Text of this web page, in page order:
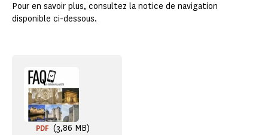
Pour en savoir plus, consultez la notice de navigation
disponible ci-dessous.
PDF (3,86 MB)